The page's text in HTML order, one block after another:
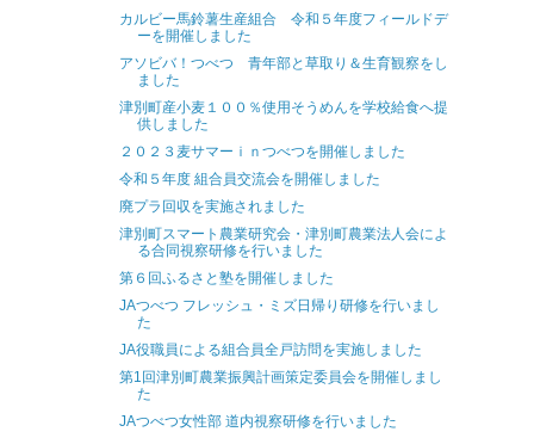
カルビー馬鈴薯生産組合 令和５年度フィールドデ
ーを開催しました
アソビバ！つべつ 青年部と草取り＆生育観察をし
ました
津別町産小麦１００％使用そうめんを学校給食へ提
供しました
２０２３麦サマーｉｎつべつを開催しました
令和５年度 組合員交流会を開催しました
廃プラ回収を実施されました
津別町スマート農業研究会・津別町農業法人会によ
る合同視察研修を行いました
第６回ふるさと塾を開催しました
JAつべつ フレッシュ・ミズ日帰り研修を行いまし
た
JA役職員による組合員全戸訪問を実施しました
第1回津別町農業振興計画策定委員会を開催しまし
た
JAつべつ女性部 道内視察研修を行いました